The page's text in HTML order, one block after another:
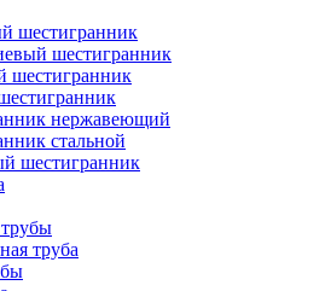
шестигранник
шестигранник
шестигранник
нержавеющий
стальной
шестигранник
труба